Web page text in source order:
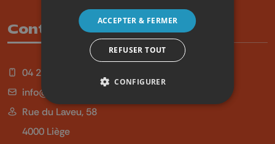
Contact
04 254 99 99
info@qu4tre.be
Rue du Laveu, 58
4000 Liège
ACCEPTER & FERMER
REFUSER TOUT
CONFIGURER